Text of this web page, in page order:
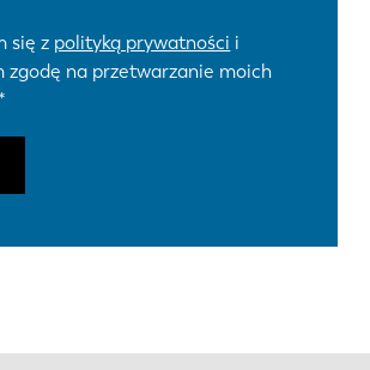
się z polityką prywatności i
zgodę na przetwarzanie moich